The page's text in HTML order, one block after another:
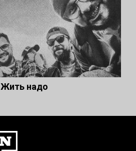
Жить надо